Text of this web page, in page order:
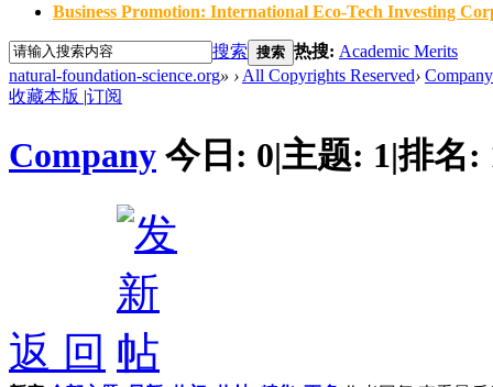
Business Promotion: International Eco-Tech Investing
搜索 搜索 热搜: Academic Merits
natural-foundation-science.org» › All Copyrights Reserved› Company
收藏本版 |订阅
Company 今日: 0|主题: 1|排名:
返 回